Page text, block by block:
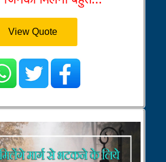
View Quote